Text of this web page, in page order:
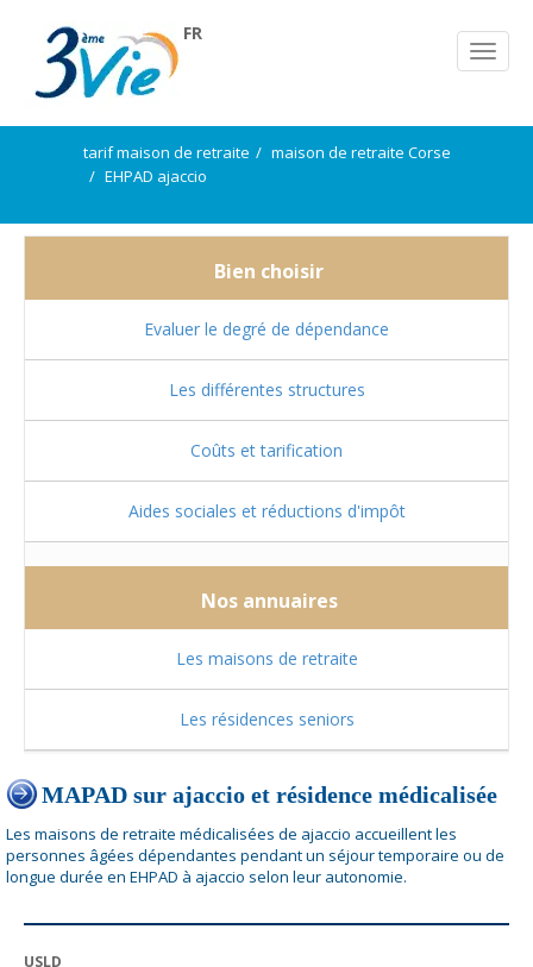
FR
tarif maison de retraite
maison de retraite Corse
EHPAD ajaccio
Bien choisir
Evaluer le degré de dépendance
Les différentes structures
Coûts et tarification
Aides sociales et réductions d'impôt
Nos annuaires
Les maisons de retraite
Les résidences seniors
MAPAD sur ajaccio et résidence médicalisée
Les maisons de retraite médicalisées de ajaccio accueillent les
personnes âgées dépendantes pendant un séjour temporaire ou de
longue durée en EHPAD à ajaccio selon leur autonomie.
USLD